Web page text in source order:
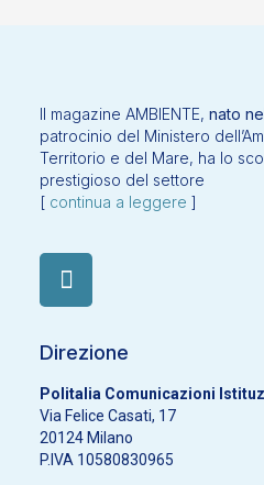
Il magazine AMBIENTE, nato
patrocinio del Ministero
Territorio e del Mare, ha lo
prestigioso del settore
[ continua a leggere ]
Direzione
Politalia Comunicazioni
Via Felice Casati, 17
20124 Milano
P.IVA 10580830965